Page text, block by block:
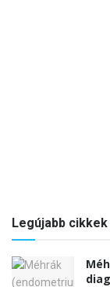
Legújabb cikkek